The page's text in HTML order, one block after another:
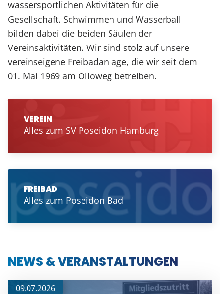
wassersportlichen Aktivitäten für die
Gesellschaft. Schwimmen und Wasserball
bilden dabei die beiden Säulen der
Vereinsaktivitäten. Wir sind stolz auf unsere
vereinseigene Freibadanlage, die wir seit dem
01. Mai 1969 am Olloweg betreiben.
VEREIN
Alles zum SV Poseidon Hamburg
FREIBAD
Alles zum Poseidon Bad
NEWS & VERANSTALTUNGEN
09.07.2026